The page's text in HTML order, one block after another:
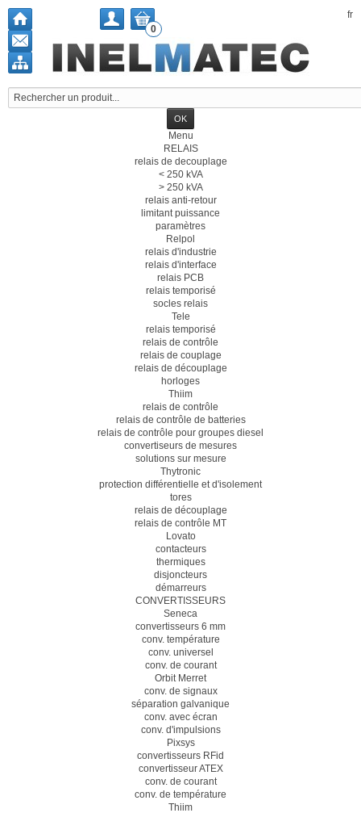
fr
0
Menu
RELAIS
relais de decouplage
< 250 kVA
> 250 kVA
relais anti-retour
limitant puissance
paramètres
Relpol
relais d'industrie
relais d'interface
relais PCB
relais temporisé
socles relais
Tele
relais temporisé
relais de contrôle
relais de couplage
relais de découplage
horloges
Thiim
relais de contrôle
relais de contrôle de batteries
relais de contrôle pour groupes diesel
convertiseurs de mesures
solutions sur mesure
Thytronic
protection différentielle et d'isolement
tores
relais de découplage
relais de contrôle MT
Lovato
contacteurs
thermiques
disjoncteurs
démarreurs
CONVERTISSEURS
Seneca
convertisseurs 6 mm
conv. température
conv. universel
conv. de courant
Orbit Merret
conv. de signaux
séparation galvanique
conv. avec écran
conv. d'impulsions
Pixsys
convertisseurs RFid
convertisseur ATEX
conv. de courant
conv. de température
Thiim